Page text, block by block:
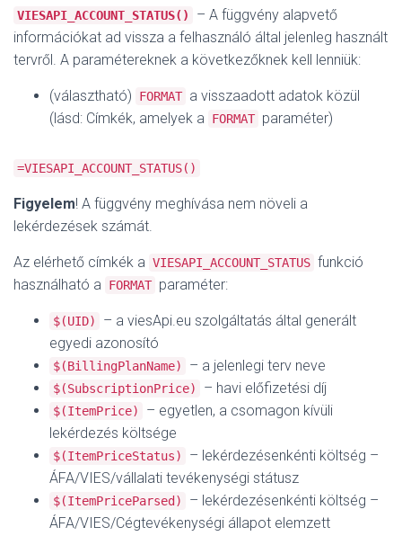
VIESAPI_ACCOUNT_STATUS()
– A függvény alapvető
információkat ad vissza a felhasználó által jelenleg használt
tervről. A paramétereknek a következőknek kell lenniük:
(választható) FORMAT a visszaadott adatok közül
(lásd: Címkék, amelyek a FORMAT paraméter)
=VIESAPI_ACCOUNT_STATUS()
Figyelem! A függvény meghívása nem növeli a
lekérdezések számát.
Az elérhető címkék a VIESAPI_ACCOUNT_STATUS funkció
használható a FORMAT paraméter:
$(UID)
– a viesApi.eu szolgáltatás által generált
egyedi azonosító
$(BillingPlanName) – a jelenlegi terv neve
$(SubscriptionPrice) – havi előfizetési díj
$(ItemPrice)
– egyetlen, a csomagon kívüli
lekérdezés költsége
$(ItemPriceStatus)
– lekérdezésenkénti költség –
ÁFA/VIES/vállalati tevékenységi státusz
$(ItemPriceParsed)
– lekérdezésenkénti költség –
ÁFA/VIES/Cégtevékenységi állapot elemzett